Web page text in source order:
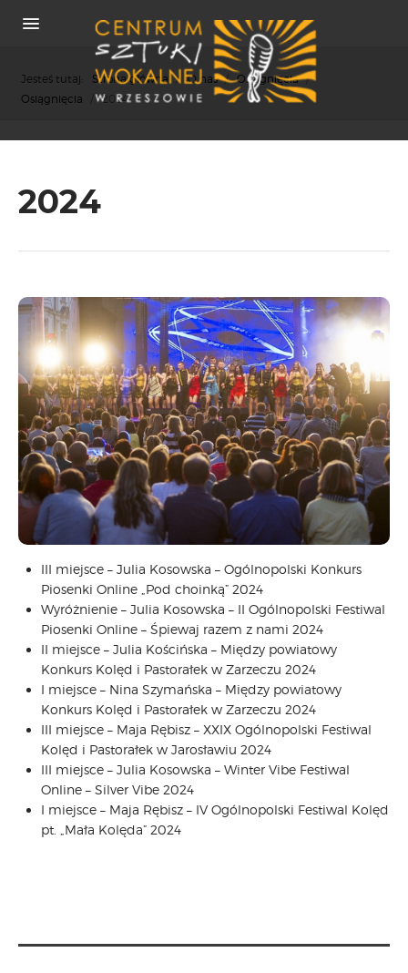
REKRUTACJA
KONCERTY
PRASA
POLITYKA COOKIES
RODO
REKRUTACJA
FESTIWALE
CARPATHIA FESTIVAL
FESTIWAL PATRIOTYCZNY
WYDARZENIA
PŁYTY CD
MULTIMEDIA
VIDEO
GALERIA
WARSZTATY
ZGŁOŚ UDZIAŁ
KONTAKT
Jesteś tutaj: Strona główna / O nas / Osiągnięcia /
Osiągnięcia
2024
2024
III miejsce – Julia Kosowska – Ogólnopolski Konkurs
Piosenki Online „Pod choinką” 2024
Wyróżnienie – Julia Kosowska – II Ogólnopolski Festiwal
Piosenki Online – Śpiewaj razem z nami 2024
II miejsce – Julia Kościńska – Między powiatowy
Konkurs Kolęd i Pastorałek w Zarzeczu 2024
I miejsce – Nina Szymańska – Między powiatowy
Konkurs Kolęd i Pastorałek w Zarzeczu 2024
III miejsce – Maja Rębisz – XXIX Ogólnopolski Festiwal
Kolęd i Pastorałek w Jarosławiu 2024
III miejsce – Julia Kosowska – Winter Vibe Festiwal
Online – Silver Vibe 2024
I miejsce – Maja Rębisz – IV Ogólnopolski Festiwal Kolęd
pt. „Mała Kolęda” 2024